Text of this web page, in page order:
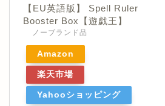
【EU英語版】 Spell Ruler
Booster Box【遊戯王】
ノーブランド品
Amazon
楽天市場
Yahooショッピング